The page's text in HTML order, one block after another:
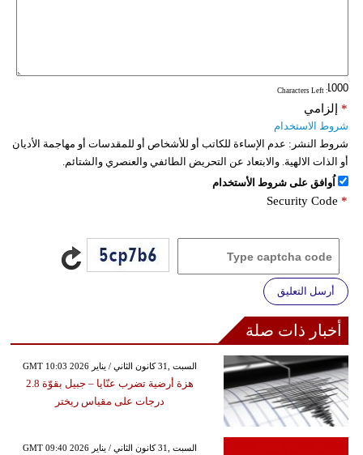
: Characters Left
إلزامي *
شروط الاستخدام
شروط النشر: عدم الإساءة للكاتب أو للأشخاص أو للمقدسات أو مهاجمة الأديان
أو الذات الالهية. والابتعاد عن التحريض الطائفي والعنصري والشتائم.
اُوافق على شروط الأستخدام
Security Code *
أرسل التعليق
أخبار ذات صلة
GMT 10:03 2026 السبت ,31 كانون الثاني / يناير
هزة أرضية تضرب عنّايا – جبيل بقوّة 2.8
درجات على مقياس ريختر
GMT 09:40 2026 السبت ,31 كانون الثاني / يناير